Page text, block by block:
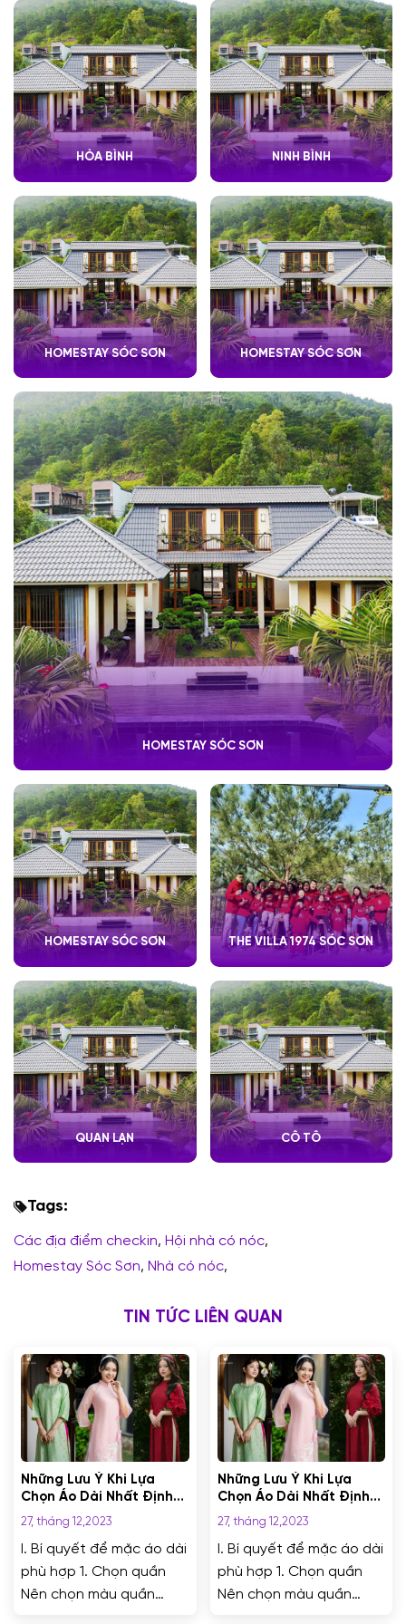
HÒA BÌNH NINH BÌNH
HOMESTAY SÓC SƠN HOMESTAY SÓC SƠN
HOMESTAY SÓC SƠN
HOMESTAY SÓC SƠN THE VILLA 1974 SÓC SƠN
QUAN LẠN CÔ TÔ
Tags:
Các địa điểm checkin, Hội nhà có nóc,
Homestay Sóc Sơn, Nhà có nóc,
TIN TỨC LIÊN QUAN
Những Lưu Ý Khi Lựa
Chọn Áo Dài Nhất Định
Bạn Phải Biết
27, tháng 12,2023
I. Bí quyết để mặc áo dài
phù hợp 1. Chọn quần
Nên chọn màu quần
Những Lưu Ý Khi Lựa
Chọn Áo Dài Nhất Định
Bạn Phải Biết
27, tháng 12,2023
I. Bí quyết để mặc áo dài
phù hợp 1. Chọn quần
Nên chọn màu quần